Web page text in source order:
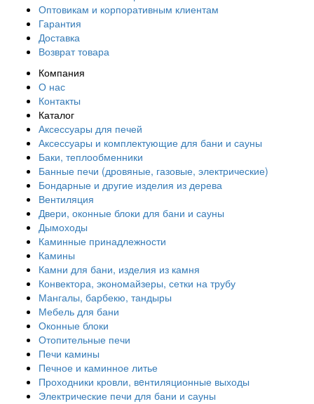
Оптовикам и корпоративным клиентам
Гарантия
Доставка
Возврат товара
Компания
О нас
Контакты
Каталог
Аксессуары для печей
Аксессуары и комплектующие для бани и сауны
Баки, теплообменники
Банные печи (дровяные, газовые, электрические)
Бондарные и другие изделия из дерева
Вентиляция
Двери, оконные блоки для бани и сауны
Дымоходы
Каминные принадлежности
Камины
Камни для бани, изделия из камня
Конвектора, экономайзеры, сетки на трубу
Мангалы, барбекю, тандыры
Мебель для бани
Оконные блоки
Отопительные печи
Печи камины
Печное и каминное литье
Проходники кровли, вeнтиляционные выходы
Электрические печи для бани и сауны